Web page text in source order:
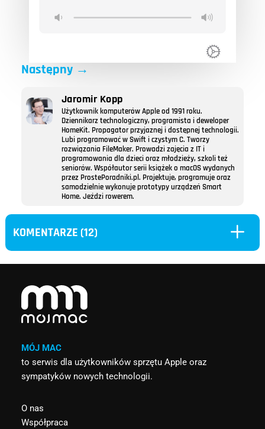
Następny→
Jaromir Kopp
Użytkownik komputerów Apple od 1991 roku.
Dziennikarz technologiczny, programista i deweloper
HomeKit. Propagator przyjaznej i dostępnej technologii.
Lubi programować w Swift i czystym C. Tworzy
rozwiązania FileMaker. Prowadzi zajęcia z IT i
programowania dla dzieci oraz młodzieży, szkoli też
seniorów. Współautor serii książek o macOS wydanych
przez ProstePoradniki.pl. Projektuje, programuje oraz
samodzielnie wykonuje prototypy urządzeń Smart
Home. Jeździ rowerem.
KOMENTARZE (12) L
MÓJ MAC
to serwis dla użytkowników sprzętu Apple oraz
sympatyków nowych technologii.
O nas
Współpraca